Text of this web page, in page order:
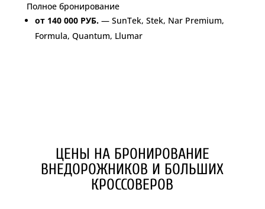
Полное бронирование
от 140 000 РУБ.— SunTek, Stek, Nar Premium,
Formula, Quantum, Llumar
ЦЕНЫ НА БРОНИРОВАНИЕ
ВНЕДОРОЖНИКОВ И БОЛЬШИХ
КРОССОВЕРОВ